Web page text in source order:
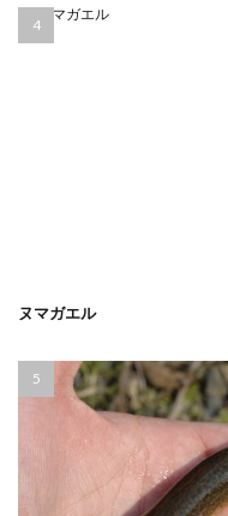
ヌマガエル